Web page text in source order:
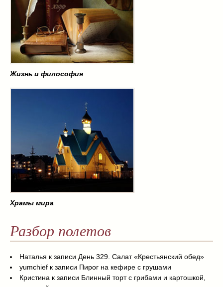
Жизнь и философия
Храмы мира
Разбор полетов
Наталья к записи День 329. Салат «Крестьянский обед»
yumchief к записи Пирог на кефире с грушами
Кристина к записи Блинный торт с грибами и картошкой,